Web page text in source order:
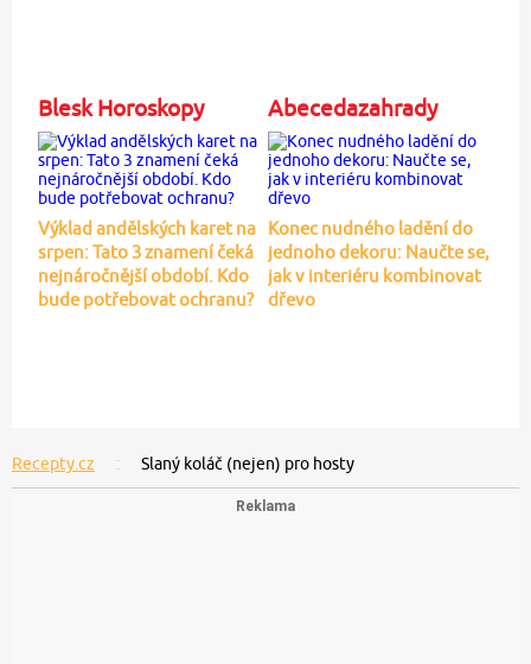
Blesk Horoskopy
Výklad andělských karet na
srpen: Tato 3 znamení čeká
nejnáročnější období. Kdo
bude potřebovat ochranu?
Abecedazahrady
Konec nudného ladění do
jednoho dekoru: Naučte se,
jak v interiéru kombinovat
dřevo
Recepty.cz Slaný koláč (nejen) pro hosty